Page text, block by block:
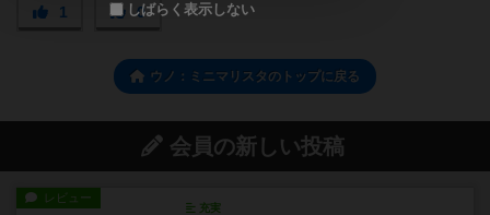
1 0
ウノ：ミニマリスタのトップに戻る
会員の新しい投稿
レビュー
充実
しばらく表示しない